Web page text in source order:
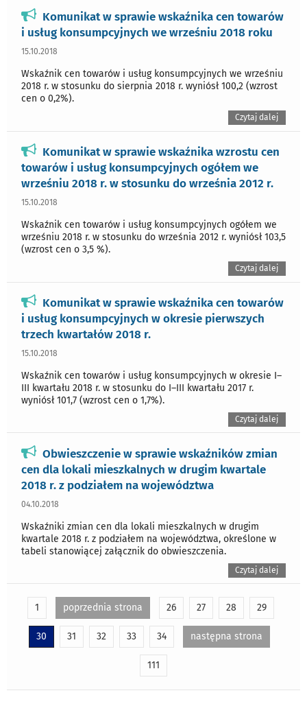
Komunikat w sprawie wskaźnika cen towarów
i usług konsumpcyjnych we wrześniu 2018 roku
15.10.2018
Wskaźnik cen towarów i usług konsumpcyjnych we wrześniu
2018 r. w stosunku do sierpnia 2018 r. wyniósł 100,2 (wzrost
cen o 0,2%).
Czytaj dalej
Komunikat w sprawie wskaźnika wzrostu cen
towarów i usług konsumpcyjnych ogółem we
wrześniu 2018 r. w stosunku do września 2012 r.
15.10.2018
Wskaźnik cen towarów i usług konsumpcyjnych ogółem we
wrześniu 2018 r. w stosunku do września 2012 r. wyniósł 103,5
(wzrost cen o 3,5 %).
Czytaj dalej
Komunikat w sprawie wskaźnika cen towarów
i usług konsumpcyjnych w okresie pierwszych
trzech kwartałów 2018 r.
15.10.2018
Wskaźnik cen towarów i usług konsumpcyjnych w okresie I–
III kwartału 2018 r. w stosunku do I–III kwartału 2017 r.
wyniósł 101,7 (wzrost cen o 1,7%).
Czytaj dalej
Obwieszczenie w sprawie wskaźników zmian
cen dla lokali mieszkalnych w drugim kwartale
2018 r. z podziałem na województwa
04.10.2018
Wskaźniki zmian cen dla lokali mieszkalnych w drugim
kwartale 2018 r. z podziałem na województwa, określone w
tabeli stanowiącej załącznik do obwieszczenia.
Czytaj dalej
1 poprzednia strona 26 27 28 29
30 31 32 33 34 następna strona
111